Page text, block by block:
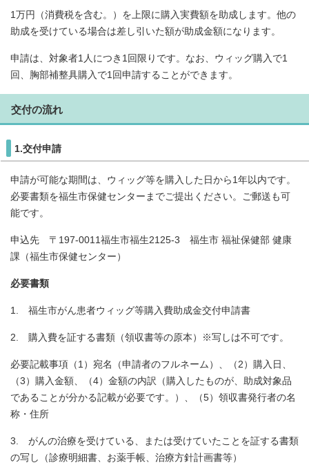
1万円（消費税を含む。）を上限に購入実費額を助成します。他の
助成を受けている場合は差し引いた額が助成金額になります。
申請は、対象者1人につき1回限りです。なお、ウィッグ購入で1
回、胸部補整具購入で1回申請することができます。
交付の流れ
1.交付申請
申請が可能な期間は、ウィッグ等を購入した日から1年以内です。
必要書類を福生市保健センターまでご提出ください。ご郵送も可
能です。
申込先 〒197-0011福生市福生2125-3 福生市 福祉保健部 健康
課（福生市保健センター）
必要書類
1. 福生市がん患者ウィッグ等購入費助成金交付申請書
2. 購入費を証する書類（領収書等の原本）※写しは不可です。
必要記載事項（1）宛名（申請者のフルネーム）、（2）購入日、
（3）購入金額、（4）金額の内訳（購入したものが、助成対象品
であることが分かる記載が必要です。）、（5）領収書発行者の名
称・住所
3. がんの治療を受けている、または受けていたことを証する書類
の写し（診療明細書、お薬手帳、治療方針計画書等）